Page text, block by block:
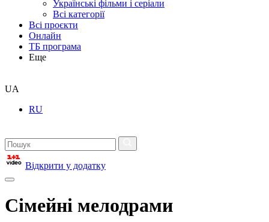
Українські фільми і серіали
Всі категорії
Всі проєкти
Онлайн
ТБ програма
Еще
UA
RU
Відкрити у додатку
Сімейні мелодрами